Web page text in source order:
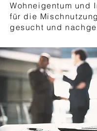
Wohneigentum und
für die
gesucht und